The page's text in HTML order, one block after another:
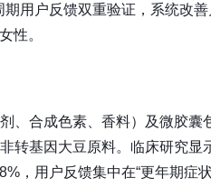
用户反馈双重验证，系统改
性。
、合成色素、香料）及微胶
转基因大豆原料。临床研究
，用户反馈集中在“更年期症